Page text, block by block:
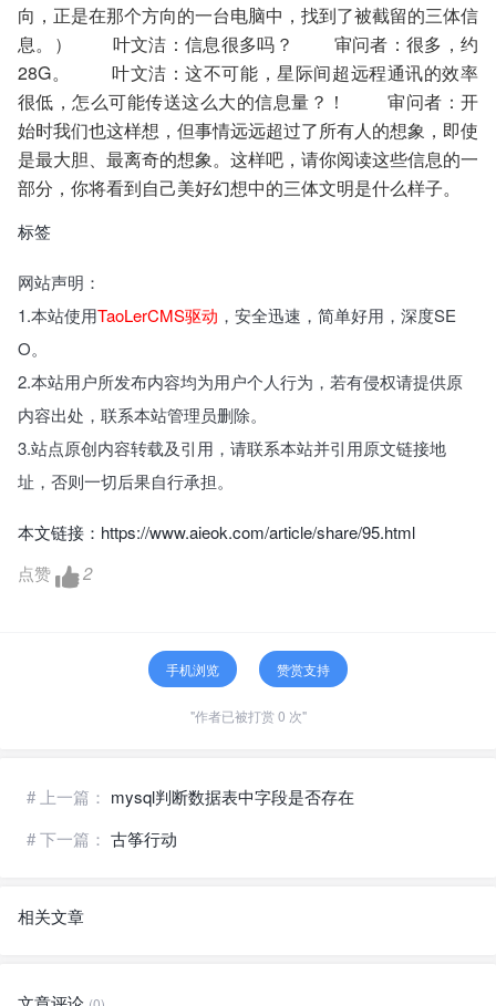
向，正是在那个方向的一台电脑中，找到了被截留的三体信
息。） 叶文洁：信息很多吗？ 审问者：很多，约
28G。 叶文洁：这不可能，星际间超远程通讯的效率
很低，怎么可能传送这么大的信息量？！ 审问者：开
始时我们也这样想，但事情远远超过了所有人的想象，即使
是最大胆、最离奇的想象。这样吧，请你阅读这些信息的一
部分，你将看到自己美好幻想中的三体文明是什么样子。
标签
网站声明：
1.本站使用TaoLerCMS驱动 ，安全迅速，简单好用，深度SE
O。
2.本站用户所发布内容均为用户个人行为，若有侵权请提供原
内容出处，联系本站管理员删除。
3.站点原创内容转载及引用，请联系本站并引用原文链接地
址，否则一切后果自行承担。
本文链接： https://www.aieok.com/article/share/95.html
点赞
2
手机浏览 赞赏支持
"作者已被打赏 0 次"
# 上一篇： mysql判断数据表中字段是否存在
# 下一篇： 古筝行动
相关文章